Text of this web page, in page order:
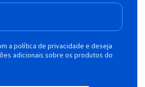
a política de privacidade e deseja
adicionais sobre os produtos do